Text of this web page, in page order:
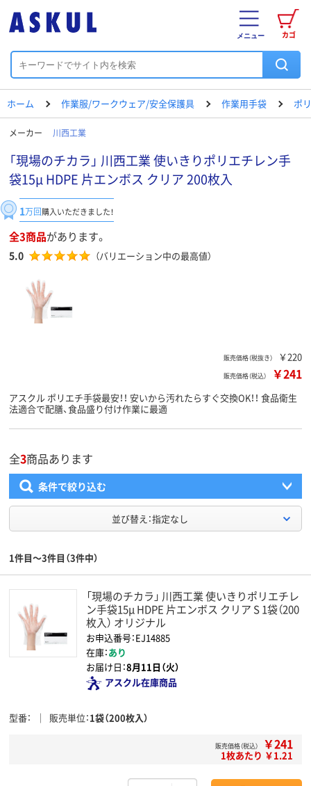
カゴ
メニュー
ホーム 作業服/ワークウェア/安全保護具 作業用手袋 ポ
メーカー 川西工業
「現場のチカラ」 川西工業 使いきりポリエチレン手
袋15μ HDPE 片エンボス クリア 200枚入
1万回購入いただきました！
全3商品があります。
5.0 （バリエーション中の最高値）
販売価格（税抜き） ￥220
販売価格（税込） ￥241
アスクル ポリエチ手袋最安！！ 安いから汚れたらすぐ交換OK！！ 食品衛生
法適合で配膳、食品盛り付け作業に最適
全3商品あります
条件で絞り込む
並び替え：指定なし
1件目～3件目（3件中）
「現場のチカラ」 川西工業 使いきりポリエチレ
ン手袋15μ HDPE 片エンボス クリア S 1袋（200
枚入） オリジナル
お申込番号：EJ14885
在庫：あり
お届け日：8月11日（火）
アスクル在庫商品
型番 販売単位 1袋（200枚入）
販売価格（税込） ￥241
1枚あたり ￥1.21